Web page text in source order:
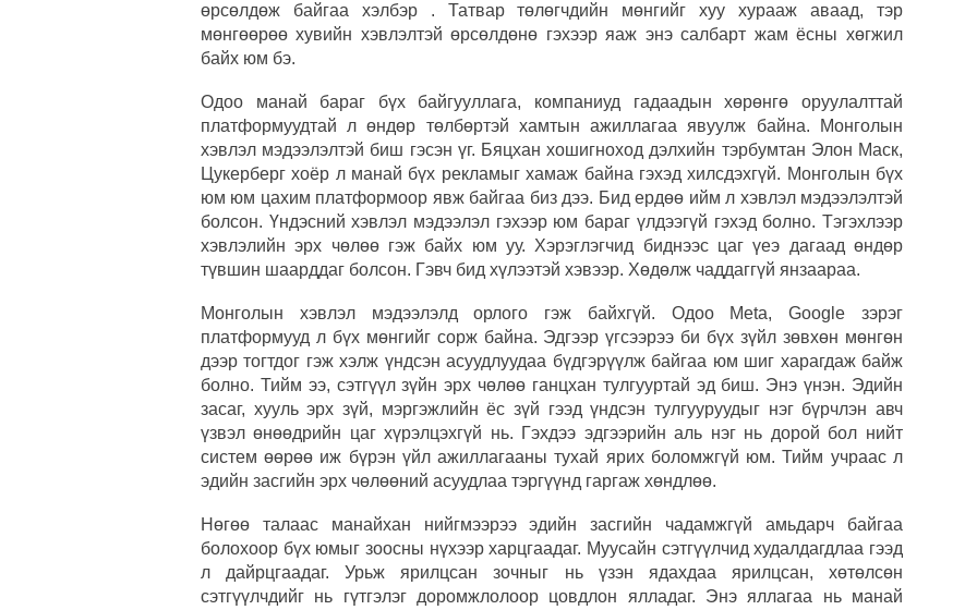
өрсөлдөж байгаа хэлбэр . Татвар төлөгчдийн мөнгийг хуу хурааж аваад, тэр
мөнгөөрөө хувийн хэвлэлтэй өрсөлдөнө гэхээр яаж энэ салбарт жам ёсны хөгжил
байх юм бэ.
Одоо манай бараг бүх байгууллага, компаниуд гадаадын хөрөнгө оруулалттай
платформуудтай л өндөр төлбөртэй хамтын ажиллагаа явуулж байна. Монголын
хэвлэл мэдээлэлтэй биш гэсэн үг. Бяцхан хошигноход дэлхийн тэрбумтан Элон Маск,
Цукерберг хоёр л манай бүх рекламыг хамаж байна гэхэд хилсдэхгүй. Монголын бүх
юм юм цахим платформоор явж байгаа биз дээ. Бид ердөө ийм л хэвлэл мэдээлэлтэй
болсон. Үндэсний хэвлэл мэдээлэл гэхээр юм бараг үлдээгүй гэхэд болно. Тэгэхлээр
хэвлэлийн эрх чөлөө гэж байх юм уу. Хэрэглэгчид биднээс цаг үеэ дагаад өндөр
түвшин шаарддаг болсон. Гэвч бид хүлээтэй хэвээр. Хөдөлж чаддаггүй янзаараа.
Монголын хэвлэл мэдээлэлд орлого гэж байхгүй. Одоо Meta, Google зэрэг
платформууд л бүх мөнгийг сорж байна. Эдгээр үгсээрээ би бүх зүйл зөвхөн мөнгөн
дээр тогтдог гэж хэлж үндсэн асуудлуудаа бүдгэрүүлж байгаа юм шиг харагдаж байж
болно. Тийм ээ, сэтгүүл зүйн эрх чөлөө ганцхан тулгууртай эд биш. Энэ үнэн. Эдийн
засаг, хууль эрх зүй, мэргэжлийн ёс зүй гээд үндсэн тулгууруудыг нэг бүрчлэн авч
үзвэл өнөөдрийн цаг хүрэлцэхгүй нь. Гэхдээ эдгээрийн аль нэг нь дорой бол нийт
систем өөрөө иж бүрэн үйл ажиллагааны тухай ярих боломжгүй юм. Тийм учраас л
эдийн засгийн эрх чөлөөний асуудлаа тэргүүнд гаргаж хөндлөө.
Нөгөө талаас манайхан нийгмээрээ эдийн засгийн чадамжгүй амьдарч байгаа
болохоор бүх юмыг зоосны нүхээр харцгаадаг. Муусайн сэтгүүлчид худалдагдлаа гээд
л дайрцгаадаг. Урьж ярилцсан зочныг нь үзэн ядахдаа ярилцсан, хөтөлсөн
сэтгүүлчдийг нь гүтгэлэг доромжлолоор цовдлон ялладаг. Энэ яллагаа нь манай